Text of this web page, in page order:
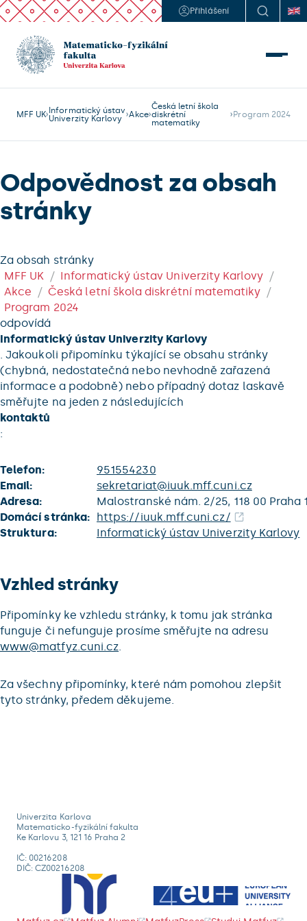
Přihlášení
MFF UK Informatický ústav
Univerzity Karlovy
Akce
Česká letní škola
diskrétní
matematiky
Program 2024
Odpovědnost za obsah
stránky
Za obsah stránky
MFF UK
Informatický ústav Univerzity Karlovy
Akce
Česká letní škola diskrétní matematiky
Program 2024
odpovídá
Informatický ústav Univerzity Karlovy
. Jakoukoli připomínku týkající se obsahu stránky
(chybná, nedostatečná nebo nevhodně zařazená
informace a podobně) nebo případný dotaz laskavě
směřujte na jeden z následujících
kontaktů
:
Telefon:
951554230
Email:
sekretariat@iuuk.mff.cuni.cz
Adresa:
Malostranské nám. 2/25, 118 00 Praha
Domácí stránka: https://iuuk.mff.cuni.cz/
Struktura:
Informatický ústav Univerzity Karlovy
Vzhled stránky
Připomínky ke vzhledu stránky, k tomu jak stránka
funguje či nefunguje prosíme směřujte na adresu
www@matfyz.cuni.cz.
Za všechny připomínky, které nám pomohou zlepšit
tyto stránky, předem děkujeme.
Univerzita Karlova
Matematicko-fyzikální fakulta
Ke Karlovu 3, 121 16 Praha 2
IČ: 00216208
DIČ: CZ00216208